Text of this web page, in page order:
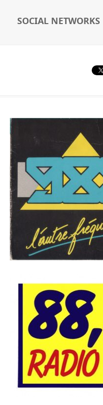
SOCIAL NETWORKS